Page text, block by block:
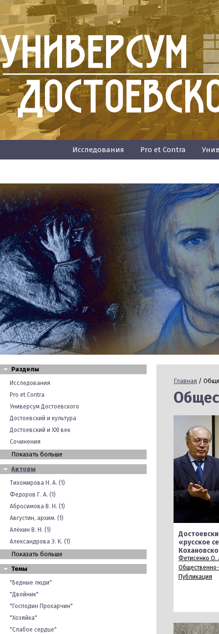
Исследования Pro et Contra
Разделы
Исследования
Pro et Contra
Универсум Достоевского
Достоевский и культура
Достоевский и XXI век
Сочинения
Показать больше
Авторы
Тихомирова Н. А. (1)
Федоров Г. А. (1)
Абросимова В. Н. (1)
Августин, архим. (1)
Алёкин В. Н. (1)
Александрова Э. К. (1)
Показать больше
Темы
"Бедные люди"
"Двойник"
"Господин Прохарчин"
"Хозяйка"
"Слабое сердце"
Главная /
«русское
Фетисенко О.
Общественно-
Публикация